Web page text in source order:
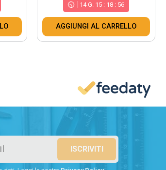
14G. 15 : 18 : 55
AGGIUNGI AL CARRELLO